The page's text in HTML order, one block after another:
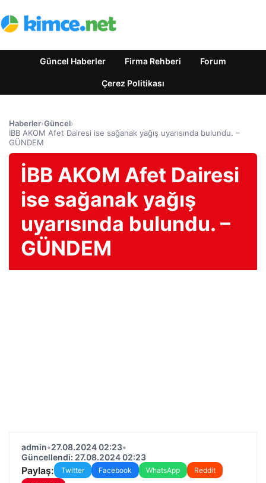
Güncel Haberler Firma Rehberi Forum
Çerez Politikası
Haberler›Güncel›
İBB AKOM Afet Dairesi ise sağanak yağış uyarısında bulundu. –
GÜNDEM
İBB AKOM Afet Dairesi
ise sağanak yağış
uyarısında bulundu. –
GÜNDEM
admin•27.08.2024 02:23•
Güncellendi: 27.08.2024 02:23
Paylaş: Twitter Facebook WhatsApp
Reddit